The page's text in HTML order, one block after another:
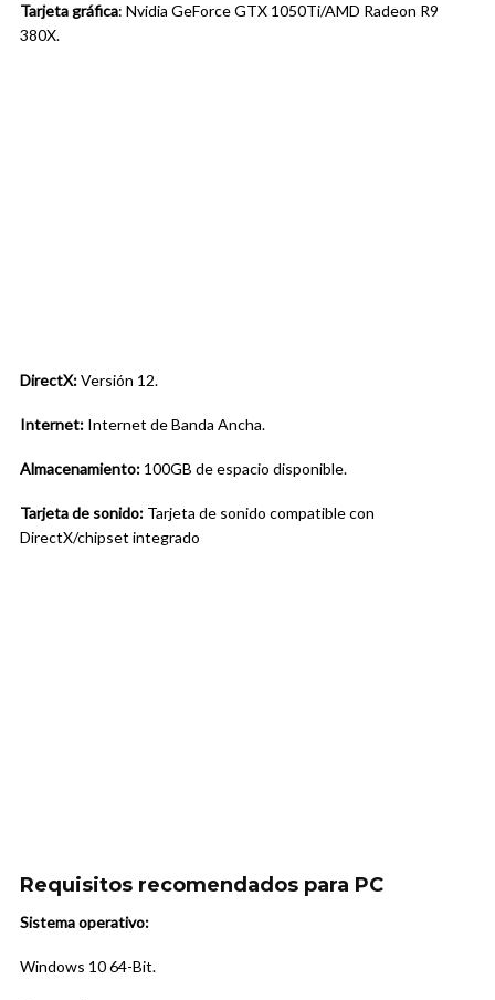
Tarjeta gráfica: Nvidia GeForce GTX 1050Ti/AMD Radeon R9
380X.
DirectX:Versión 12.
Internet: Internet de Banda Ancha.
Almacenamiento: 100GB de espacio disponible.
Tarjeta de sonido: Tarjeta de sonido compatible con
DirectX/chipset integrado
Requisitos recomendados para PC
Sistema operativo:
Windows 10 64-Bit.